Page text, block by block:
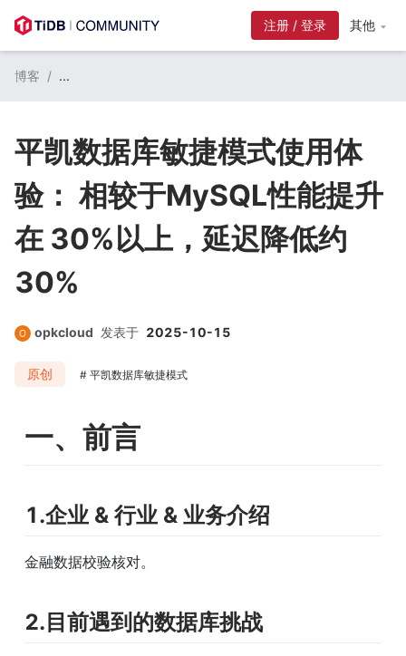
注册 / 登录 其他
博客 / ...
平凯数据库敏捷模式使用体
验： 相较于MySQL性能提升
在 30%以上，延迟降低约
30%
opkcloud 发表于 2025-10-15
原创 平凯数据库敏捷模式
一、前言
1.企业 & 行业 & 业务介绍
金融数据校验核对。
2.目前遇到的数据库挑战